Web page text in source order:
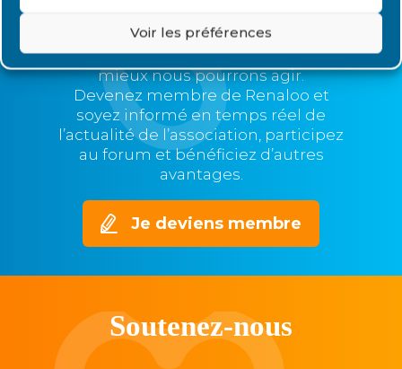
Voir les préférences
plus nous serons représentatifs et
nos voix entendues,
mieux nous pourrons agir.
Devenez membre de Renaloo et
soyez informé en temps réel de
l’actualité de l’association, participez
au forum et bénéficiez d’autres
avantages.
Je deviens membre
Soutenez-nous